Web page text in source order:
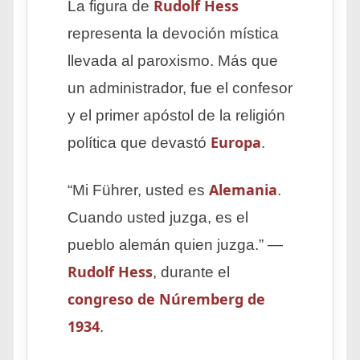
La figura de Rudolf Hess
representa la devoción mística
llevada al paroxismo. Más que
un administrador, fue el confesor
y el primer apóstol de la religión
política que devastó Europa.
“Mi Führer, usted es Alemania.
Cuando usted juzga, es el
pueblo alemán quien juzga.” —
Rudolf Hess, durante el
congreso de Núremberg de
1934.